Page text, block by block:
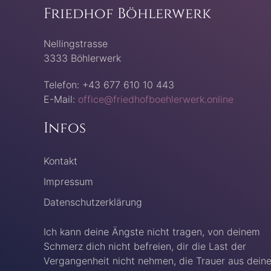
Friedhof Böhlerwerk
Nellingstrasse
3333 Böhlerwerk
Telefon: +43 677 610 10 443
E-Mail: office@friedhofboehlerwerk.online
Infos
Kontakt
Impressum
Datenschutzerklärung
Ich kann deine Ängste nicht tragen, von deinem
Schmerz dich nicht befreien, dir die Last der
Vergangenheit nicht nehmen, die Trauer aus